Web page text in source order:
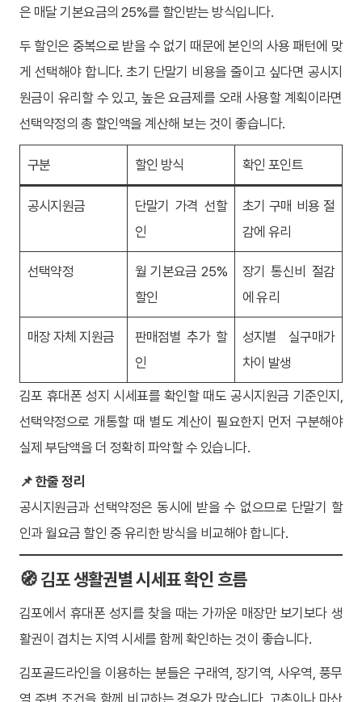
은 매달 기본요금의 25%를 할인받는 방식입니다.
두 할인은 중복으로 받을 수 없기 때문에 본인의 사용 패턴에 맞
게 선택해야 합니다. 초기 단말기 비용을 줄이고 싶다면 공시지
원금이 유리할 수 있고, 높은 요금제를 오래 사용할 계획이라면
선택약정의 총 할인액을 계산해 보는 것이 좋습니다.
구분 할인 방식 확인 포인트
공시지원금
단말기 가격 선할
인
초기 구매 비용 절
감에 유리
선택약정
월 기본요금 25%
할인
장기 통신비 절감
에 유리
매장 자체 지원금
판매점별 추가 할
인
성지별 실구매가
차이 발생
김포 휴대폰 성지 시세표를 확인할 때도 공시지원금 기준인지,
선택약정으로 개통할 때 별도 계산이 필요한지 먼저 구분해야
실제 부담액을 더 정확히 파악할 수 있습니다.
📌 한줄 정리
공시지원금과 선택약정은 동시에 받을 수 없으므로 단말기 할
인과 월요금 할인 중 유리한 방식을 비교해야 합니다.
🧭 김포 생활권별 시세표 확인 흐름
김포에서 휴대폰 성지를 찾을 때는 가까운 매장만 보기보다 생
활권이 겹치는 지역 시세를 함께 확인하는 것이 좋습니다.
김포골드라인을 이용하는 분들은 구래역, 장기역, 사우역, 풍무
역 주변 조건을 함께 비교하는 경우가 많습니다. 고촌이나 마산